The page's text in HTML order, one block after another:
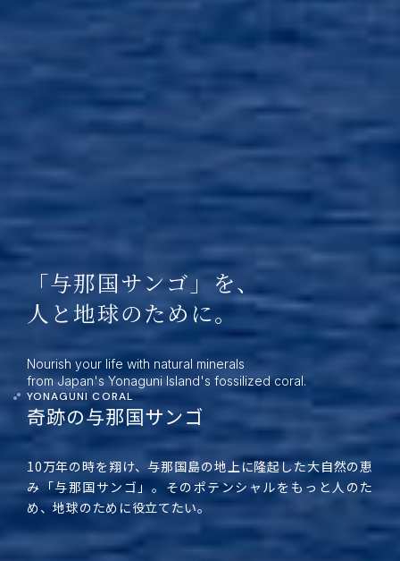
「与那国サンゴ」を、
人と地球のために。
Nourish your life with natural minerals
from Japan's Yonaguni Island's fossilized coral.
YONAGUNI CORAL
奇跡の与那国サンゴ
10万年の時を翔け、与那国島の地上に隆起した大自然の恵
み「与那国サンゴ」。そのポテンシャルをもっと人のた
め、地球のために役立てたい。